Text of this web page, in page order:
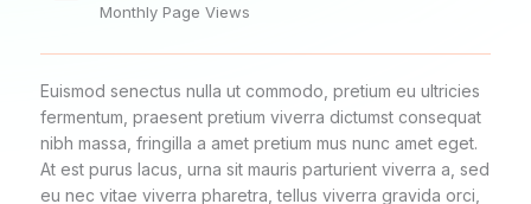
Monthly Page Views
Euismod senectus nulla ut commodo, pretium eu ultricies
fermentum, praesent pretium viverra dictumst consequat
nibh massa, fringilla a amet pretium mus nunc amet eget.
At est purus lacus, urna sit mauris parturient viverra a, sed
eu nec vitae viverra pharetra, tellus viverra gravida orci,